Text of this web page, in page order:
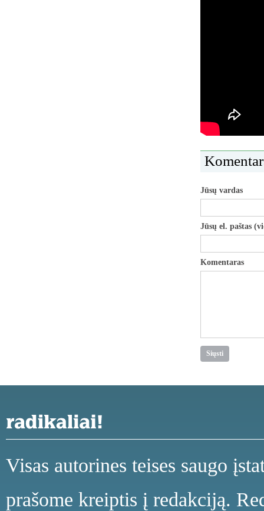
Jūsų vardas
Jūsų el. paštas
Komentaras
Visas autorines teises saugo
prašome kreiptis į redakciją.